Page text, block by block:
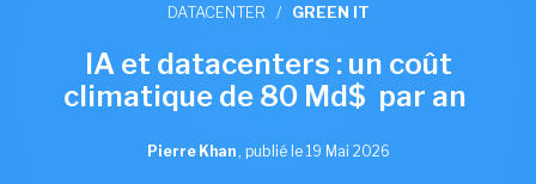
DATACENTER / GREEN IT
IA et datacenters : un coût
climatique de 80 Md$ par an
Pierre Khan , publié le 19 Mai 2026